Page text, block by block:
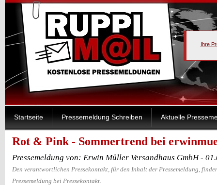
Ihre
Startseite Pressemeldung Schreiben Aktuelle
Rot & Pink - Sommertrend bei
Pressemeldung von: Erwin Müller Versandhaus GmbH -
Den verantwortlichen Pressekontakt, für den Inhalt der Pressemeldung,
Pressemeldung bei Pressekontakt.